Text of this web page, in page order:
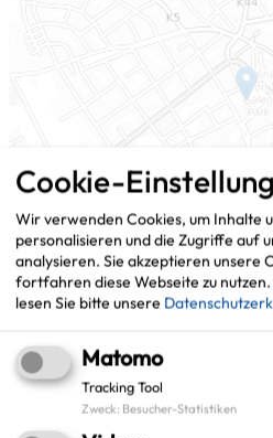
Adresse:
Cookie-
Wir verwenden Cookies, um Inhalte
personalisieren und die Zugriffe auf
analysieren. Sie akzeptieren unsere
fortfahren diese Webseite zu nutzen.
lesen Sie bitte unsere
Matomo
Tracking Tool
Zweck: Besucher-Statistiken